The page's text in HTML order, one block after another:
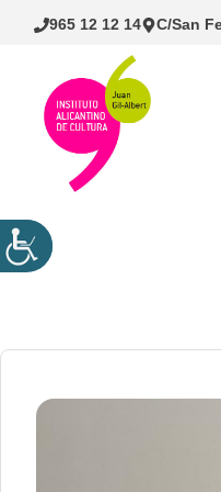
Saltar
965 12 12 14 C/San